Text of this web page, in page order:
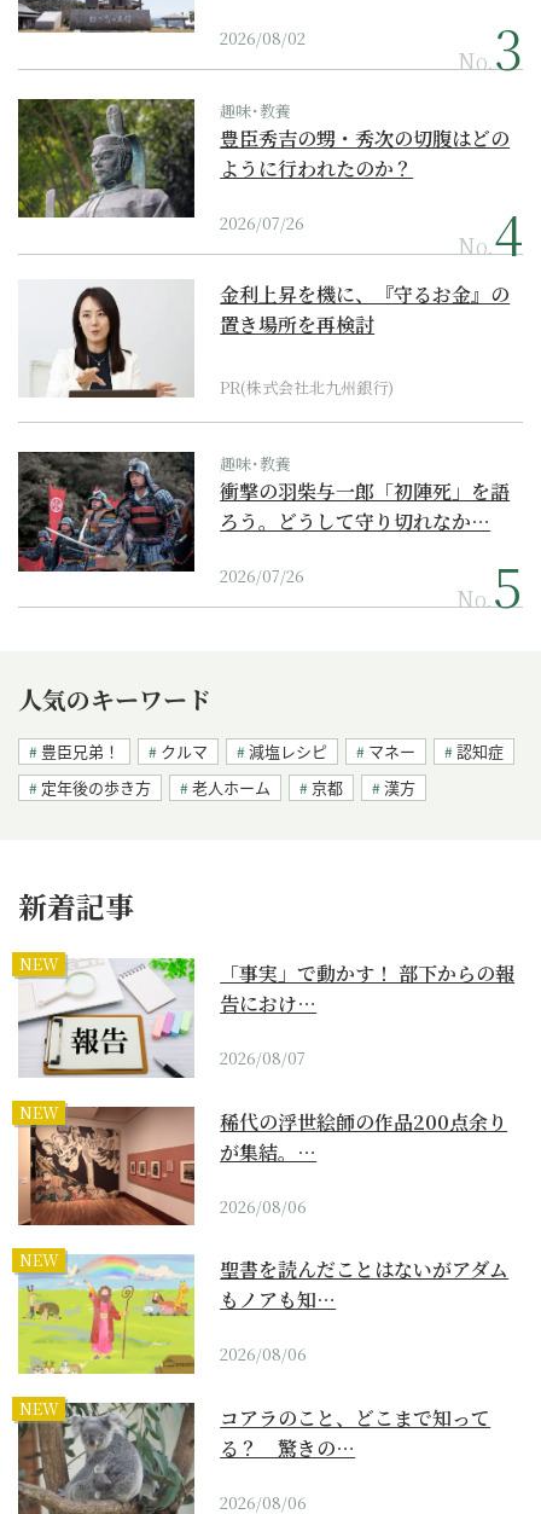
2026/08/02
No.
趣味･教養
豊臣秀吉の甥・秀次の切腹はどの
ように行われたのか？
2026/07/26
No.
金利上昇を機に、『守るお金』の
置き場所を再検討
PR(株式会社北九州銀行)
趣味･教養
衝撃の羽柴与一郎「初陣死」を語
ろう。どうして守り切れなか…
2026/07/26
No.
人気のキーワード
豊臣兄弟！ クルマ 減塩レシピ マネー
認知症
定年後の歩き方
老人ホーム 京都 漢方
新着記事
NEW
「事実」で動かす！ 部下からの報
告におけ…
2026/08/07
NEW
稀代の浮世絵師の作品200点余り
が集結。…
2026/08/06
NEW
聖書を読んだことはないがアダム
もノアも知…
2026/08/06
NEW
コアラのこと、どこまで知って
る？ 驚きの…
2026/08/06